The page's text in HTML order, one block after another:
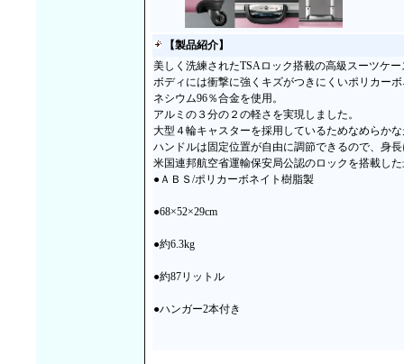
【製品紹介】
美しく洗練されたTSAロック搭載の高級スーツケー
ボディには衝撃に強くキズがつきにくいポリカー
ネシウム96％合金を使用。
アルミの３分の２の軽さを実現しました。
大型４輪キャスターを採用しているためなめらか
ハンドルは固定位置が自由に調節できるので、身
米国連邦航空省運輸保安局公認のロックを搭載し
●ＡＢＳ/ポリカーボネイト樹脂製
●68×52×29cm
●約6.3kg
●約87リットル
●ハンガー2本付き